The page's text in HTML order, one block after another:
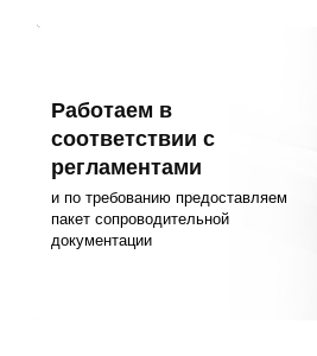
Работаем в
соответствии с
регламентами
и по требованию предоставляем
пакет сопроводительной
документации